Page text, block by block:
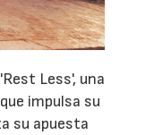
Less', una
impulsa su
su apuesta